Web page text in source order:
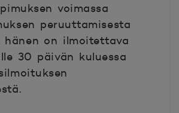
voimassa
peruuttamisesta
hänen on ilmoitettava
30 päivän kuluessa